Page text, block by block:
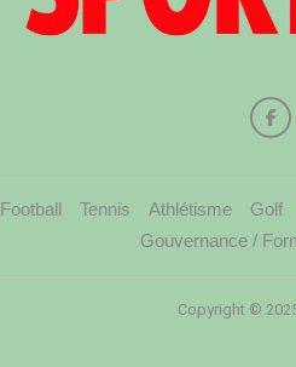
Football Tennis Athlétisme Golf
Gouvernance /
Copyright ©